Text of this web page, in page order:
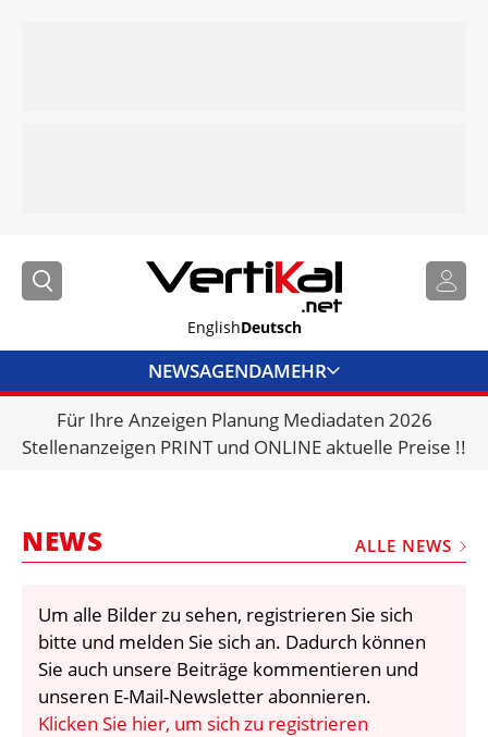
EnglishDeutsch
NEWSAGENDAMEHR
BRANCHENLINKS
VERMIETER
VIDEOS
BIBLIOTHEK
KRAN & BÜHNE
Für Ihre Anzeigen Planung Mediadaten 2026
Stellenanzeigen PRINT und ONLINE aktuelle Preise !!
NEWS ALLE NEWS
Um alle Bilder zu sehen, registrieren Sie sich
bitte und melden Sie sich an. Dadurch können
Sie auch unsere Beiträge kommentieren und
unseren E-Mail-Newsletter abonnieren.
Klicken Sie hier, um sich zu registrieren